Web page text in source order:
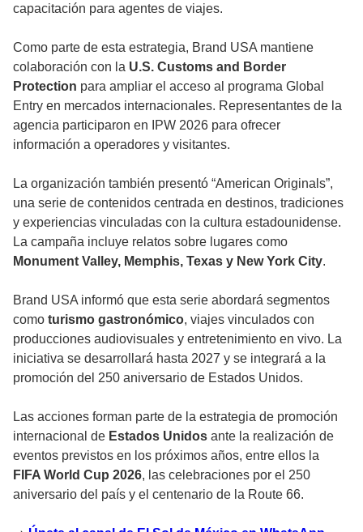
capacitación para agentes de viajes.
Como parte de esta estrategia, Brand USA mantiene
colaboración con la U.S. Customs and Border
Protection para ampliar el acceso al programa Global
Entry en mercados internacionales. Representantes de la
agencia participaron en IPW 2026 para ofrecer
información a operadores y visitantes.
La organización también presentó “American Originals”,
una serie de contenidos centrada en destinos, tradiciones
y experiencias vinculadas con la cultura estadounidense.
La campaña incluye relatos sobre lugares como
Monument Valley, Memphis, Texas y New York City.
Brand USA informó que esta serie abordará segmentos
como turismo gastronómico, viajes vinculados con
producciones audiovisuales y entretenimiento en vivo. La
iniciativa se desarrollará hasta 2027 y se integrará a la
promoción del 250 aniversario de Estados Unidos.
Las acciones forman parte de la estrategia de promoción
internacional de Estados Unidos ante la realización de
eventos previstos en los próximos años, entre ellos la
FIFA World Cup 2026, las celebraciones por el 250
aniversario del país y el centenario de la Route 66.